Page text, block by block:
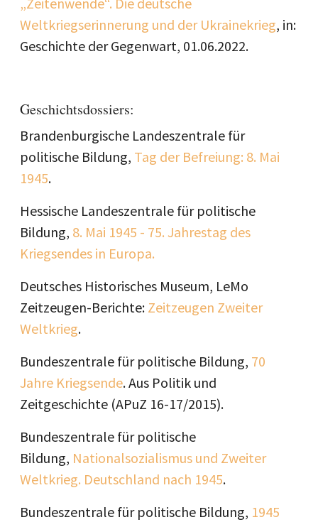
Weltkriegserinnerung und der Ukrainekrieg, in:
Geschichte der Gegenwart, 01.06.2022.
Geschichtsdossiers:
Brandenburgische Landeszentrale für
politische Bildung, Tag der Befreiung: 8. Mai
1945.
Hessische Landeszentrale für politische
Bildung, 8. Mai 1945 - 75. Jahrestag des
Kriegsendes in Europa.
Deutsches Historisches Museum, LeMo
Zeitzeugen-Berichte: Zeitzeugen Zweiter
Weltkrieg.
Bundeszentrale für politische Bildung, 70
Jahre Kriegsende. Aus Politik und
Zeitgeschichte (APuZ 16-17/2015).
Bundeszentrale für politische
Bildung, Nationalsozialismus und Zweiter
Weltkrieg. Deutschland nach 1945.
Bundeszentrale für politische Bildung, 1945